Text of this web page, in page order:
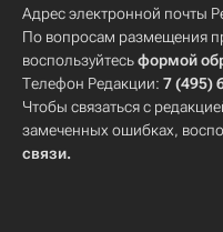
Адрес электронной почты
По вопросам размещения
воспользуйтесьформой
Телефон Редакции: 7 (495)
Чтобы связаться с
замеченных ошибках,
связи.